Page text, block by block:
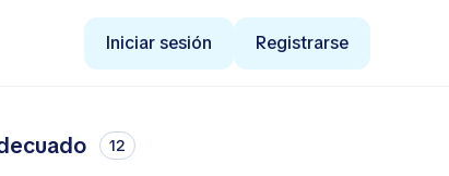
Iniciar sesión Registrarse
12